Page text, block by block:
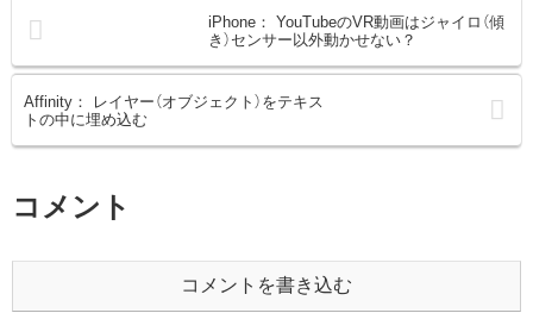
iPhone： YouTubeのVR動画はジャイロ（傾
き）センサー以外動かせない？
Affinity： レイヤー（オブジェクト）をテキス
トの中に埋め込む
コメント
コメントを書き込む